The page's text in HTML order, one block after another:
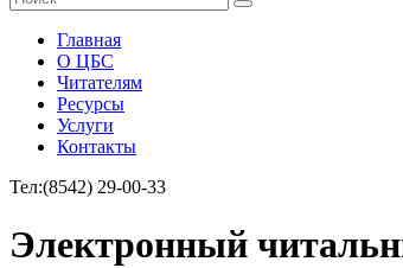
Главная
О ЦБС
Читателям
Ресурсы
Услуги
Контакты
Тел:(8542) 29-00-33
Электронный